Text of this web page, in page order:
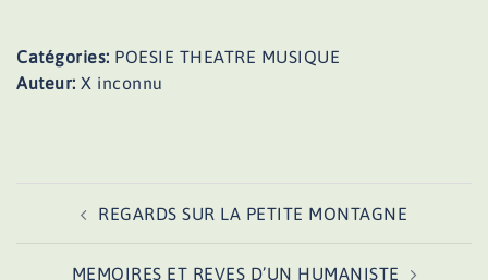
Catégories: POESIE THEATRE MUSIQUE
Auteur: X inconnu
d’articleREGARDS SUR LA PETITE MONTAGNE
MEMOIRES ET REVES D’UN HUMANISTE